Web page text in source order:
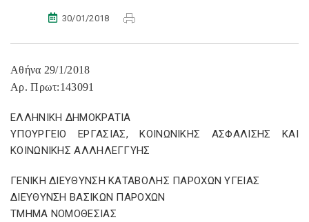
30/01/2018
Αθήνα 29/1/2018
Αρ. Πρωτ:143091
ΕΛΛΗΝΙΚΗ ΔΗΜΟΚΡΑΤΙΑ
ΥΠΟΥΡΓΕΙΟ ΕΡΓΑΣΙΑΣ, ΚΟΙΝΩΝΙΚΗΣ ΑΣΦΑΛΙΣΗΣ ΚΑΙ
ΚΟΙΝΩΝΙΚΗΣ ΑΛΛΗΛΕΓΓΥΗΣ
ΓΕΝΙΚΗ ΔΙΕΥΘΥΝΣΗ ΚΑΤΑΒΟΛΗΣ ΠΑΡΟΧΩΝ ΥΓΕΙΑΣ
ΔΙΕΥΘΥΝΣΗ ΒΑΣΙΚΩΝ ΠΑΡΟΧΩΝ
ΤΜΗΜΑ ΝΟΜΟΘΕΣΙΑΣ